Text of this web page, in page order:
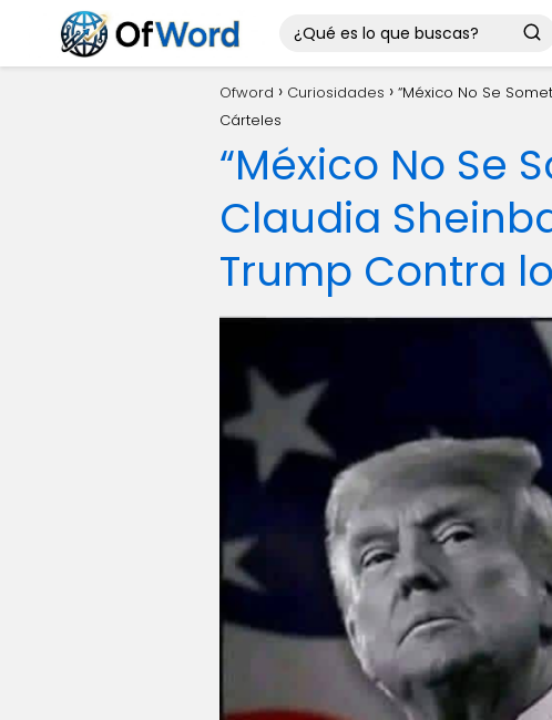
Ofword Curiosidades
“México No Se
Cárteles
“México No Se
Claudia
Trump Contra